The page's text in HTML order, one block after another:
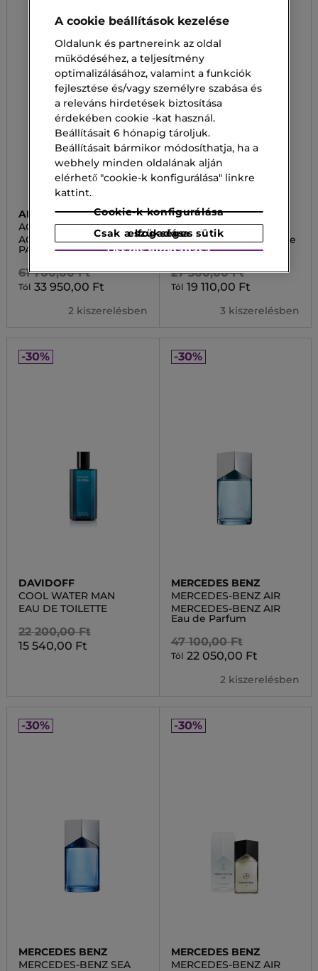
ARMANI
AQUA DI GIOIA
AQUA DI GIOIA EAU DE
PARFUM INTENSE
61 700,00 Ft
Tól 33 950,00 Ft
2 kiszerelésben
KENZO
HOMME INTENSE
HOMME INTENSE Eau de
Toilette
27 300,00 Ft
Tól 19 110,00 Ft
3 kiszerelésben
-30%
DAVIDOFF
COOL WATER MAN
EAU DE TOILETTE
22 200,00 Ft
15 540,00 Ft
-30%
MERCEDES BENZ
MERCEDES-BENZ AIR
MERCEDES-BENZ AIR
Eau de Parfum
47 100,00 Ft
Tól 22 050,00 Ft
2 kiszerelésben
-30%
MERCEDES BENZ
MERCEDES-BENZ SEA
-30%
MERCEDES BENZ
MERCEDES-BENZ AIR
A cookie beállítások kezelése
Oldalunk és partnereink az oldal
működéséhez, a teljesítmény
optimalizálásához, valamint a funkciók
fejlesztése és/vagy személyre szabása és
a releváns hirdetések biztosítása
érdekében cookie -kat használ.
Beállításait 6 hónapig tároljuk.
Beállításait bármikor módosíthatja, ha a
webhely minden oldalának alján
elérhető "cookie-k konfigurálása" linkre
kattint.
Cookie-k konfigurálása
Csak a szükséges sütik elfogadása
Összes elfogadása